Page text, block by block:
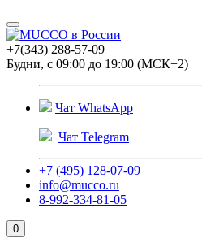
+7(343) 288-57-09
Будни, с 09:00 до 19:00 (МСК+2)
Чат WhatsApp
Чат Telegram
+7 (495) 128-07-09
info@mucco.ru
8-992-334-81-05
0